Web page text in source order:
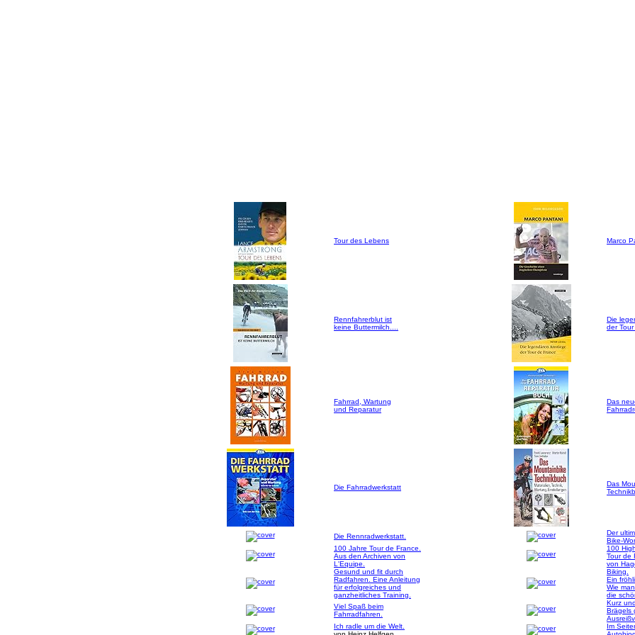
Tour des Lebens Marco
Rennfahrerblut ist
keine Buttermilch....
Die
der
Fahrrad, Wartung
und Reparatur
Das
Die Fahrradwerkstatt
Das
Die Rennradwerkstatt.
Der
Bike-
100 Jahre Tour de France.
Aus den Archiven von
L'Equipe.
100
Tour de
von
Gesund und fit durch
Radfahren. Eine Anleitung
für erfolgreiches und
ganzheitliches Training.
Biking.
Ein
Wie
die
Viel Spaß beim
Fahrradfahren.
Kurz
Brägels
Ich radle um die Welt.
Im